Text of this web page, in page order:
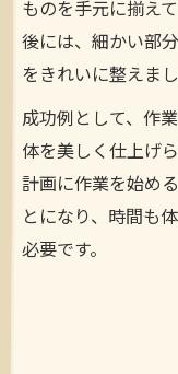
ものを手元に揃え
後には、細かい部
をきれいに整えまし
成功例として、作
体を美しく仕上げ
計画に作業を始め
とになり、時間も
必要です。